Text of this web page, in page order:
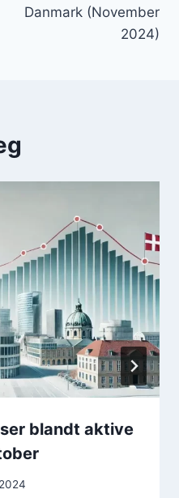
Danmark (November
2024)
blandt aktive